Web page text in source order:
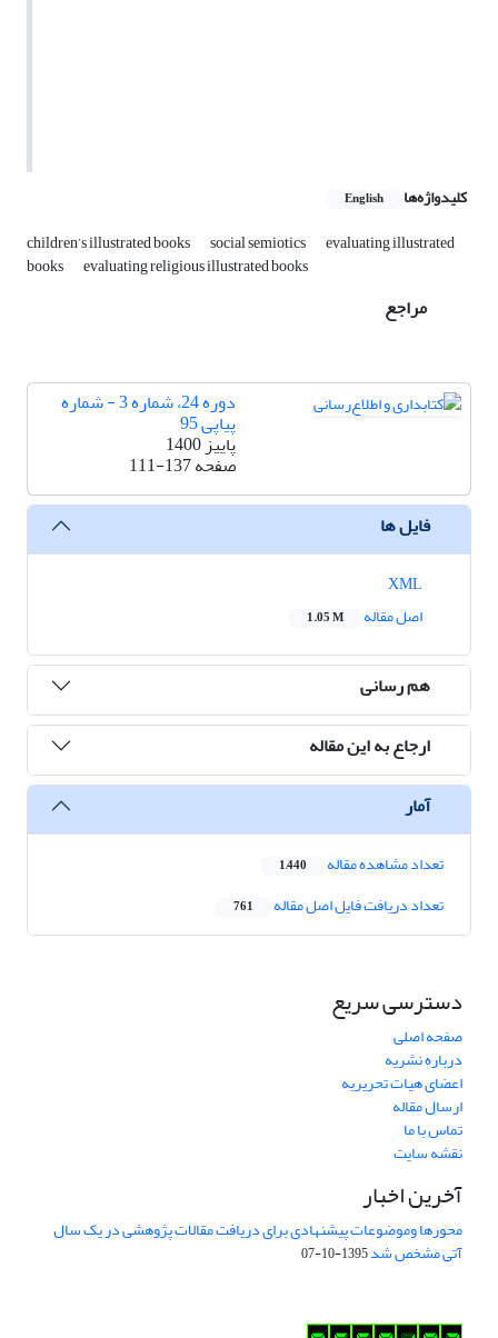
کلیدواژه‌ها English
children’s illustrated books social semiotics evaluating illustrated
books evaluating religious illustrated books
مراجع
دوره 24، شماره 3 - شماره
پیاپی 95
پاییز 1400
صفحه111-137
فایل ها
اصل مقاله
1.05 M
هم رسانی
ارجاع به این مقاله
آمار
تعداد مشاهده مقاله 1,440
تعداد دریافت فایل اصل مقاله 761
دسترسی سریع
صفحه اصلی
درباره نشریه
اعضای هیات تحریریه
ارسال مقاله
تماس با ما
نقشه سایت
آخرین اخبار
محورها وموضوعات پیشنهادی برای دریافت مقالات پژوهشی در یک سال
آتی مشخص شد1395-10-07